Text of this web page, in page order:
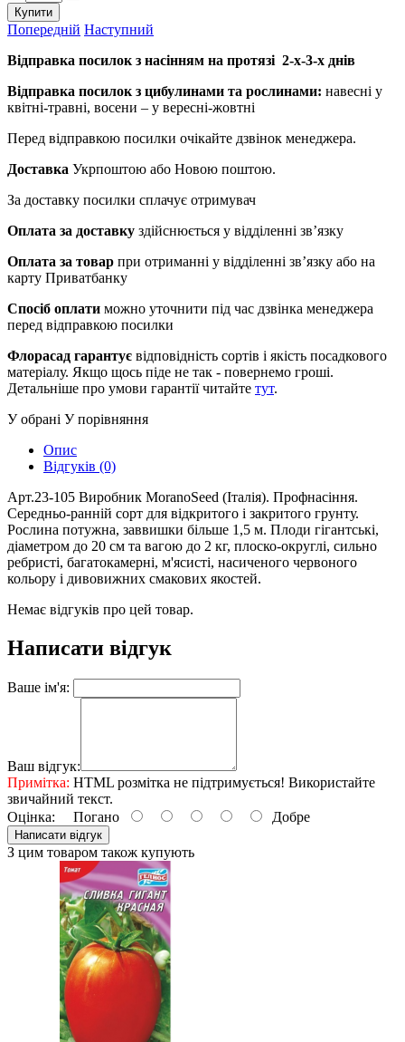
Купити
Попередній Наступний
Відправка посилок з насінням на протязі 2-х-3-х днів
Відправка посилок з цибулинами та рослинами: навесні у
квітні-травні, восени – у вересні-жовтні
Перед відправкою посилки очікайте дзвінок менеджера.
Доставка Укрпоштою або Новою поштою.
За доставку посилки сплачує отримувач
Оплата за доставку здійснюється у відділенні зв’язку
Оплата за товар при отриманні у відділенні зв’язку або на
карту Приватбанку
Спосіб оплати можно уточнити під час дзвінка менеджера
перед відправкою посилки
Флорасад гарантує відповідність сортів і якість посадкового
матеріалу. Якщо щось піде не так - повернемо гроші.
Детальніше про умови гарантії читайте тут.
У обрані У порівняння
Опис
Відгуків (0)
Арт.23-105 Виробник MoranoSeed (Італія). Профнасіння.
Середньо-ранній сорт для відкритого і закритого грунту.
Рослина потужна, заввишки більше 1,5 м. Плоди гігантські,
діаметром до 20 см та вагою до 2 кг, плоско-округлі, сильно
ребристі, багатокамерні, м'ясисті, насиченого червоного
кольору і дивовижних смакових якостей.
Немає відгуків про цей товар.
Написати відгук
Ваше ім'я:
Ваш відгук:
Примітка: HTML розмітка не підтримується! Використайте
звичайний текст.
Оцінка: Погано Добре
Написати відгук
З цим товаром також купують